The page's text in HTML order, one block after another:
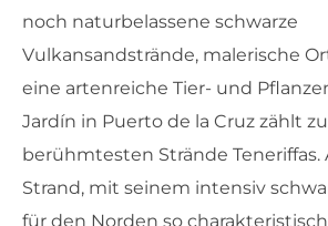
noch naturbelassene schwarze
Vulkansandstrände, malerische
eine artenreiche Tier- und
Jardín in Puerto de la Cruz zählt
berühmtesten Strände Teneriffas.
Strand, mit seinem intensiv
für den Norden so charakteristisch